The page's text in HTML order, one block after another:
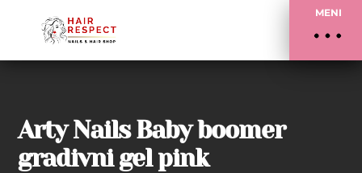
MENI
Arty Nails Baby boomer
gradivni gel pink